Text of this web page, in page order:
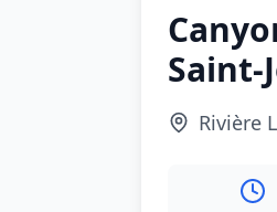
Rivière